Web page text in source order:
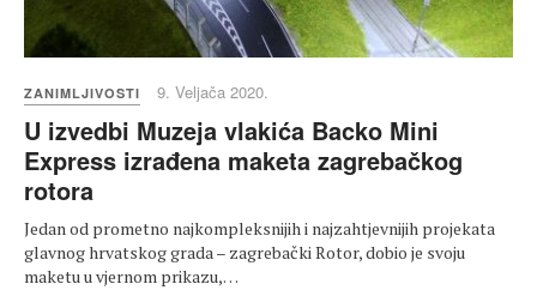
ZANIMLJIVOSTI 9. Veljača 2020.
U izvedbi Muzeja vlakića Backo Mini
Express izrađena maketa zagrebačkog
rotora
Jedan od prometno najkompleksnijih i najzahtjevnijih projekata
glavnog hrvatskog grada – zagrebački Rotor, dobio je svoju
maketu u vjernom prikazu,…